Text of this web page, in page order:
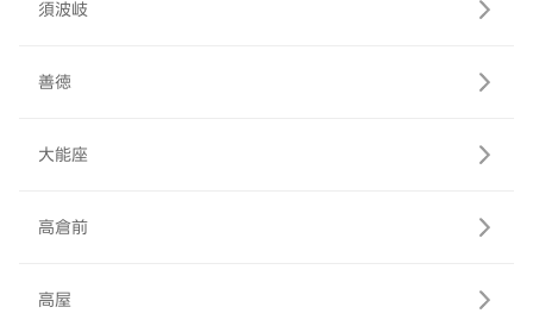
須波岐
善徳
大能座
高倉前
高屋